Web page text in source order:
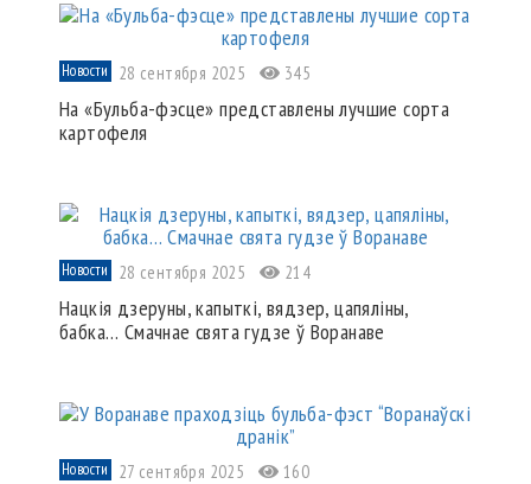
Новости 28 сентября 2025 345
На «Бульба-фэсце» представлены лучшие сорта
картофеля
Новости 28 сентября 2025 214
Нацкія дзеруны, капыткі, вядзер, цапяліны,
бабка… Смачнае свята гудзе ў Воранаве
Новости 27 сентября 2025 160